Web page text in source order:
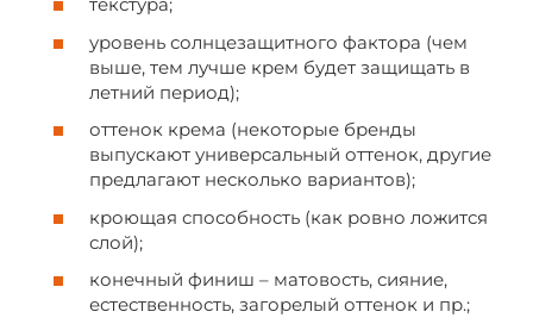
уровень солнцезащитного фактора (чем
выше, тем лучше крем будет защищать в
летний период);
оттенок крема (некоторые бренды
выпускают универсальный оттенок, другие
предлагают несколько вариантов);
кроющая способность (как ровно ложится
слой);
конечный финиш – матовость, сияние,
естественность, загорелый оттенок и пр.;